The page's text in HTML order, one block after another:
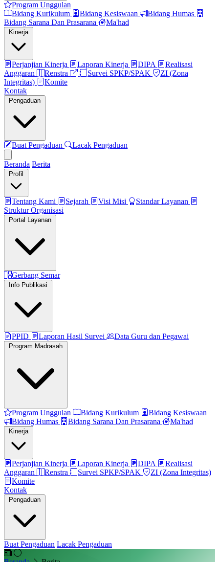
Program Unggulan
Bidang Kurikulum
Bidang Kesiswaan
Bidang Humas
Bidang Sarana Dan Prasarana
Ma'had
Kinerja
Perjanjian Kinerja Laporan Kinerja DIPA
Realisasi
Anggaran
Renstra Survei SPKP/SPAK
ZI (Zona
Integritas)
Komite
Kontak
Pengaduan
Buat Pengaduan Lacak Pengaduan
Beranda Berita
Profil
Tentang Kami Sejarah Visi Misi
Standar Layanan
Struktur Organisasi
Portal Layanan
Gerbang Semar
Info Publikasi
PPID Laporan Hasil Survei Data Guru dan Pegawai
Program Madrasah
Program Unggulan Bidang Kurikulum
Bidang Kesiswaan
Bidang Humas
Bidang Sarana Dan Prasarana Ma'had
Kinerja
Perjanjian Kinerja Laporan Kinerja DIPA
Realisasi
Anggaran
Renstra Survei SPKP/SPAK
ZI (Zona Integritas)
Komite
Kontak
Pengaduan
Buat Pengaduan Lacak Pengaduan